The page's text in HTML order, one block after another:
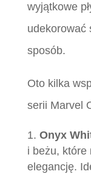
wyjątkowe
udekorować
sposób.
Oto kilka
serii Marvel
Onyx
i beżu, które
elegancję.